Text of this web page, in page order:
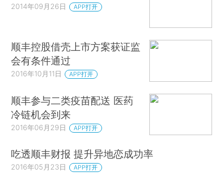
2014年09月26日 APP打开
顺丰控股借壳上市方案获证监
会有条件通过
2016年10月11日 APP打开
顺丰参与二类疫苗配送 医药
冷链机会到来
2016年06月29日 APP打开
吃透顺丰财报 提升异地恋成功率
2016年05月23日 APP打开